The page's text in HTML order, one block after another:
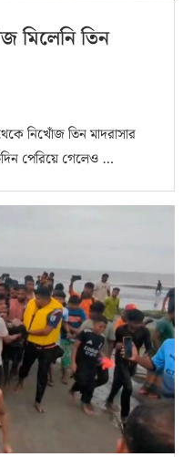
মিলেনি তিন
নিখোঁজ তিন মাদরাসার
পেরিয়ে গেলেও …